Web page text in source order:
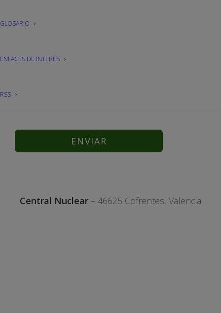
GLOSARIO
ENLACES DE INTERÉS
RSS
Central Nuclear – 46625 Cofrentes, Valencia